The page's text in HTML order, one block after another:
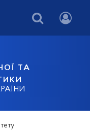
ТА